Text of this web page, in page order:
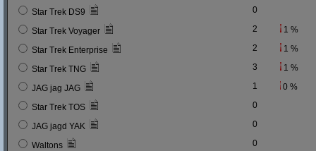
Star Trek DS9 0
Star Trek Voyager 2 1 %
Star Trek Enterprise 2 1 %
Star Trek TNG 3 1 %
JAG jag JAG 1 0 %
Star Trek TOS 0
JAG jagd YAK 0
Waltons 0